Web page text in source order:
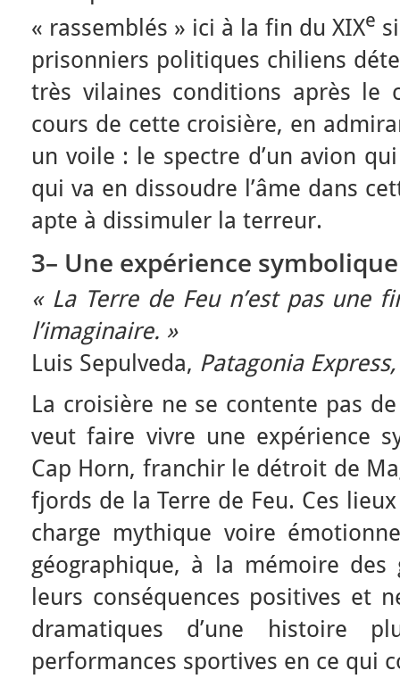
« rassemblés » ici à la fin du XIXe
prisonniers politiques chiliens
très vilaines conditions après le
cours de cette croisière, en
un voile : le spectre d’un avion
qui va en dissoudre l’âme dans
apte à dissimuler la terreur.
3– Une expérience symbolique
« La Terre de Feu n’est pas une
l’imaginaire. »
Luis Sepulveda, Patagonia
La croisière ne se contente pas
veut faire vivre une expérience
Cap Horn, franchir le détroit de
fjords de la Terre de Feu. Ces
charge mythique voire
géographique, à la mémoire des
leurs conséquences positives et
dramatiques d’une histoire
performances sportives en ce qui